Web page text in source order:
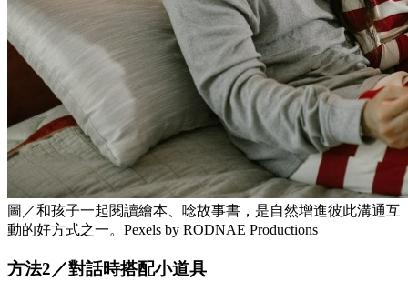
圖／和孩子一起閱讀繪本、唸故事書，是自然增進彼此溝通互
動的好方式之一。Pexels by RODNAE Productions
方法2／對話時搭配小道具